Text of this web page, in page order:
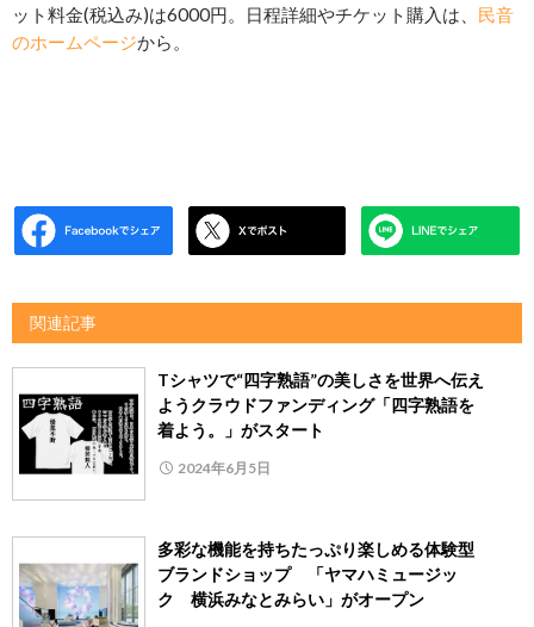
ット料金(税込み)は6000円。日程詳細やチケット購入は、 民音
のホームページから。
関連記事
Tシャツで“四字熟語”の美しさを世界へ伝え
ようクラウドファンディング「四字熟語を
着よう。」がスタート
2024年6月5日
多彩な機能を持ちたっぷり楽しめる体験型
ブランドショップ 「ヤマハミュージッ
ク 横浜みなとみらい」がオープン